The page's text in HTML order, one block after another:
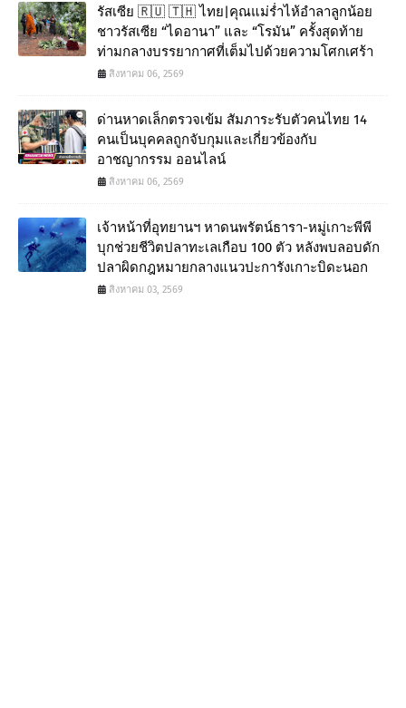
รัสเซีย 🇷🇺 🇹🇭 ไทย|คุณแม่ร่ำไห้อำลาลูกน้อย
ชาวรัสเซีย “ไดอานา” และ “โรมัน” ครั้งสุดท้าย
ท่ามกลางบรรยากาศที่เต็มไปด้วยความโศกเศร้า
สิงหาคม 06, 2569
ด่านหาดเล็กตรวจเข้ม สัมภาระรับตัวคนไทย 14
คนเป็นบุคคลถูกจับกุมและเกี่ยวข้องกับ
อาชญากรรม ออนไลน์
สิงหาคม 06, 2569
เจ้าหน้าที่อุทยานฯ หาดนพรัตน์ธารา-หมู่เกาะพีพี
บุกช่วยชีวิตปลาทะเลเกือบ 100 ตัว หลังพบลอบดัก
ปลาผิดกฎหมายกลางแนวปะการังเกาะบิดะนอก
สิงหาคม 03, 2569